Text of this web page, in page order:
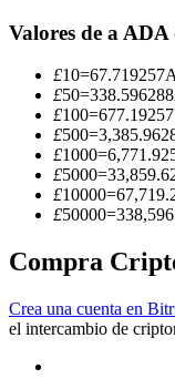
Información
Valores de a ADA
£10=67.719257
£50=338.596288
£100=
£500=
£1000=
£5000=
£10000=
£50000=
Compra
Crea una cuenta en
el intercambio de